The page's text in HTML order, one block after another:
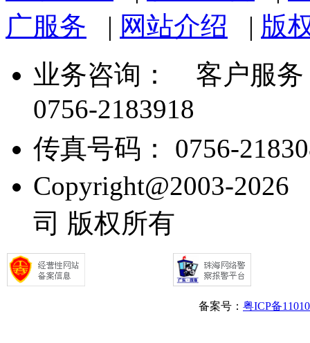
广服务 | 网站介绍 | 版
业务咨询：
客户服务
0756-2183918
传真号码： 0756-
Copyright@2003-
司 版权所有
备案号： 粤ICP备